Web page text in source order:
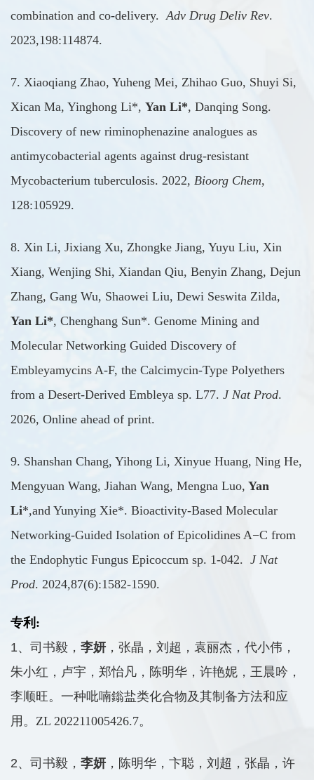
combination and co-delivery.Adv Drug Deliv Rev.
2023,198:114874.
7. Xiaoqiang Zhao, Yuheng Mei, Zhihao Guo, Shuyi Si,
Xican Ma, Yinghong Li*, Yan Li*, Danqing Song.
Discovery of new riminophenazine analogues as
antimycobacterial agents against drug-resistant
Mycobacterium tuberculosis. 2022, Bioorg Chem,
128:105929.
8. Xin Li, Jixiang Xu, Zhongke Jiang, Yuyu Liu, Xin
Xiang, Wenjing Shi, Xiandan Qiu, Benyin Zhang, Dejun
Zhang, Gang Wu, Shaowei Liu, Dewi Seswita Zilda,
Yan Li*, Chenghang Sun*. Genome Mining and
Molecular Networking Guided Discovery of
Embleyamycins A-F, the Calcimycin-Type Polyethers
from a Desert-Derived Embleya sp. L77. J Nat Prod.
2026, Online ahead of print.
9. Shanshan Chang, Yihong Li, Xinyue Huang, Ning He,
Mengyuan Wang, Jiahan Wang, Mengna Luo, Yan
Li*,and Yunying Xie*. Bioactivity-Based Molecular
Networking-Guided Isolation of Epicolidines A−C from
the Endophytic Fungus Epicoccum sp. 1‑042. J Nat
Prod. 2024,87(6):1582-1590.
专利 :
1、司书毅， 李妍，张晶，刘超，袁丽杰，代小伟，
朱小红，卢宇，郑怡凡，陈明华，许艳妮，王晨吟，
李顺旺。一种吡喃鎓盐类化合物及其制备方法和应
用。 ZL 202211005426.7。
2、司书毅， 李妍 ，陈明华，卞聪，刘超，张晶，许